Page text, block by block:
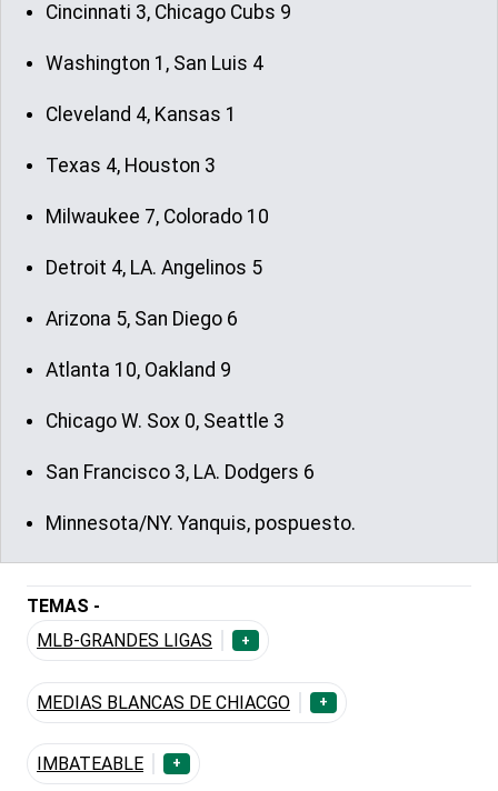
Cincinnati 3, Chicago Cubs 9
Washington 1, San Luis 4
Cleveland 4, Kansas 1
Texas 4, Houston 3
Milwaukee 7, Colorado 10
Detroit 4, LA. Angelinos 5
Arizona 5, San Diego 6
Atlanta 10, Oakland 9
Chicago W. Sox 0, Seattle 3
San Francisco 3, LA. Dodgers 6
Minnesota/NY. Yanquis, pospuesto.
TEMAS -
MLB-GRANDES LIGAS
+
MEDIAS BLANCAS DE CHIACGO +
IMBATEABLE +